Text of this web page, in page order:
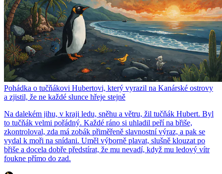
Pohádka o tučňákovi Hubertovi, který vyrazil na Kanárské ostrovy
a zjistil, že ne každé slunce hřeje stejně
Na dalekém jihu, v kraji ledu, sněhu a větru, žil tučňák Hubert. Byl
to tučňák velmi pořádný. Každé ráno si uhladil peří na břiše,
zkontroloval, zda má zobák přiměřeně slavnostní výraz, a pak se
vydal k moři na snídani. Uměl výborně plavat, slušně klouzat po
břiše a docela dobře předstírat, že mu nevadí, když mu ledový vítr
foukne přímo do zad.